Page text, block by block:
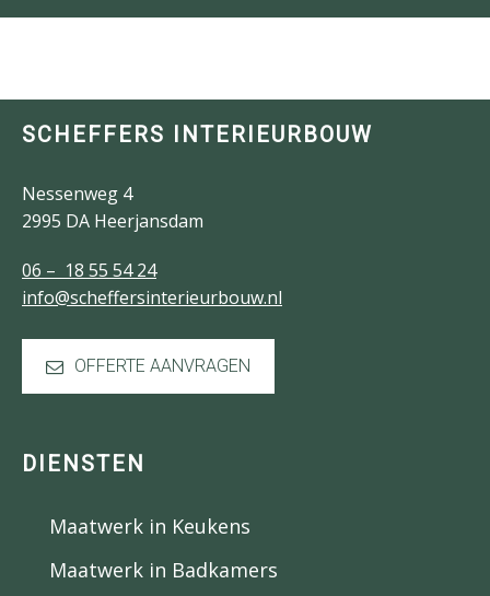
SCHEFFERS INTERIEURBOUW
Nessenweg 4
2995 DA Heerjansdam
06 – 18 55 54 24
info@scheffersinterieurbouw.nl
OFFERTE AANVRAGEN
DIENSTEN
Maatwerk in Keukens
Maatwerk in Badkamers